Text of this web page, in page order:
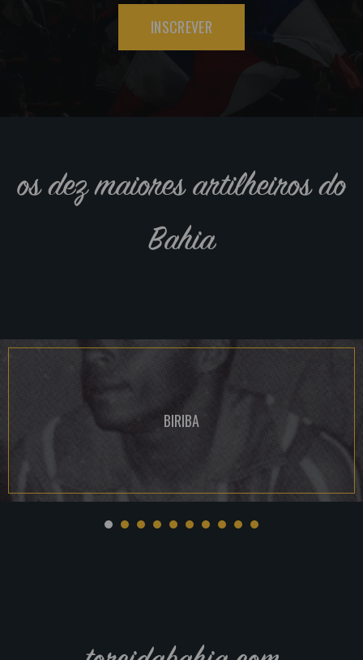
INSCREVER
os dez maiores artilheiros do
Bahia
BIRIBA